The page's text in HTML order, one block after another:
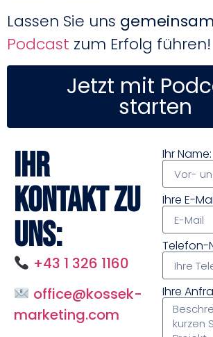
Lassen Sie uns gemeinsam
Podcast zum Erfolg führen!
Jetzt mit
starten
Ihr
Kontakt zu
uns:
+43 1 326 1160
office@kossek-
marketing.com
Ihr Name:
Ihre E-
Telefon-
Ihre